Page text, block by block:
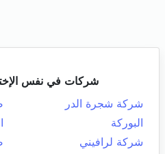
شركات في نفس
شركة شجرة الدر
البوركة
شركة لرافيني